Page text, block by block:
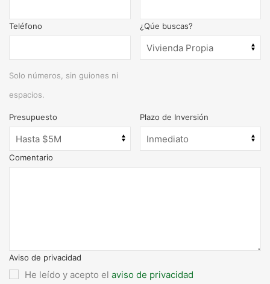
Teléfono
Solo números, sin guiones ni
espacios.
¿Qúe buscas?
Presupuesto Plazo de Inversión
Comentario
Aviso de privacidad
He leído y acepto el aviso de privacidad